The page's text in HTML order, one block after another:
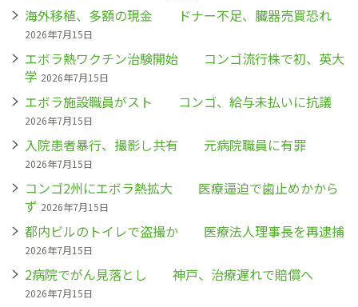
海外移植、多額の現金 ドナー不足、臓器売買恐れ
2026年7月15日
エボラ熱ワクチン治験開始 コンゴ流行株で初、英大
学 2026年7月15日
エボラ施設職員がスト コンゴ、給与未払いに抗議
2026年7月15日
入院患者暴行、撮影し共有 元病院職員に有罪
2026年7月15日
コンゴ2州にエボラ熱拡大 医療逼迫で歯止めかから
ず 2026年7月15日
都内ビルのトイレで盗撮か 医療法人理事長を再逮捕
2026年7月15日
2病院でがん見落とし 神戸、治療遅れで賠償へ
2026年7月15日